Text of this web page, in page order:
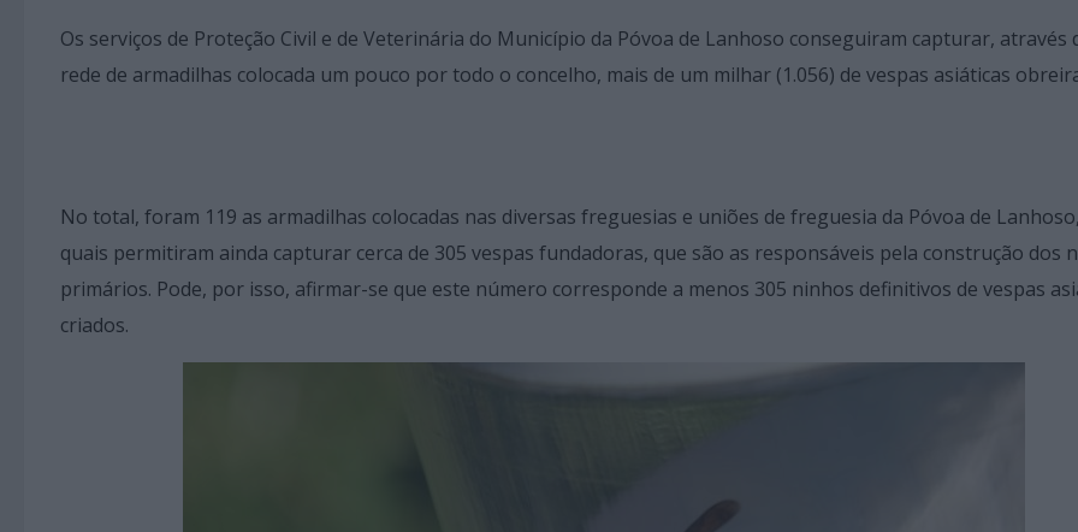
Os serviços de Proteção Civil e de Veterinária do Município da Póvoa de Lanhoso conseguiram capturar, através
rede de armadilhas colocada um pouco por todo o concelho, mais de um milhar (1.056) de vespas asiáticas
No total, foram 119 as armadilhas colocadas nas diversas freguesias e uniões de freguesia da Póvoa de
quais permitiram ainda capturar cerca de 305 vespas fundadoras, que são as responsáveis pela construção dos
primários. Pode, por isso, afirmar-se que este número corresponde a menos 305 ninhos definitivos de vespas
criados.